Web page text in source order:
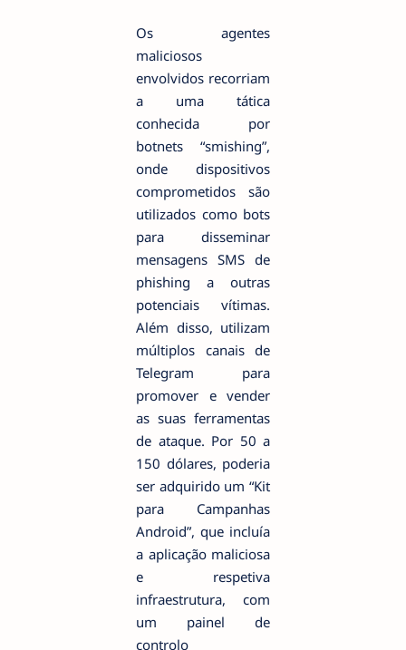
Os agentes
maliciosos
envolvidos recorriam
a uma tática
conhecida por
botnets “smishing”,
onde dispositivos
comprometidos são
utilizados como bots
para disseminar
mensagens SMS de
phishing a outras
potenciais vítimas.
Além disso, utilizam
múltiplos canais de
Telegram para
promover e vender
as suas ferramentas
de ataque. Por 50 a
150 dólares, poderia
ser adquirido um “Kit
para Campanhas
Android”, que incluía
a aplicação maliciosa
e respetiva
infraestrutura, com
um painel de
controlo